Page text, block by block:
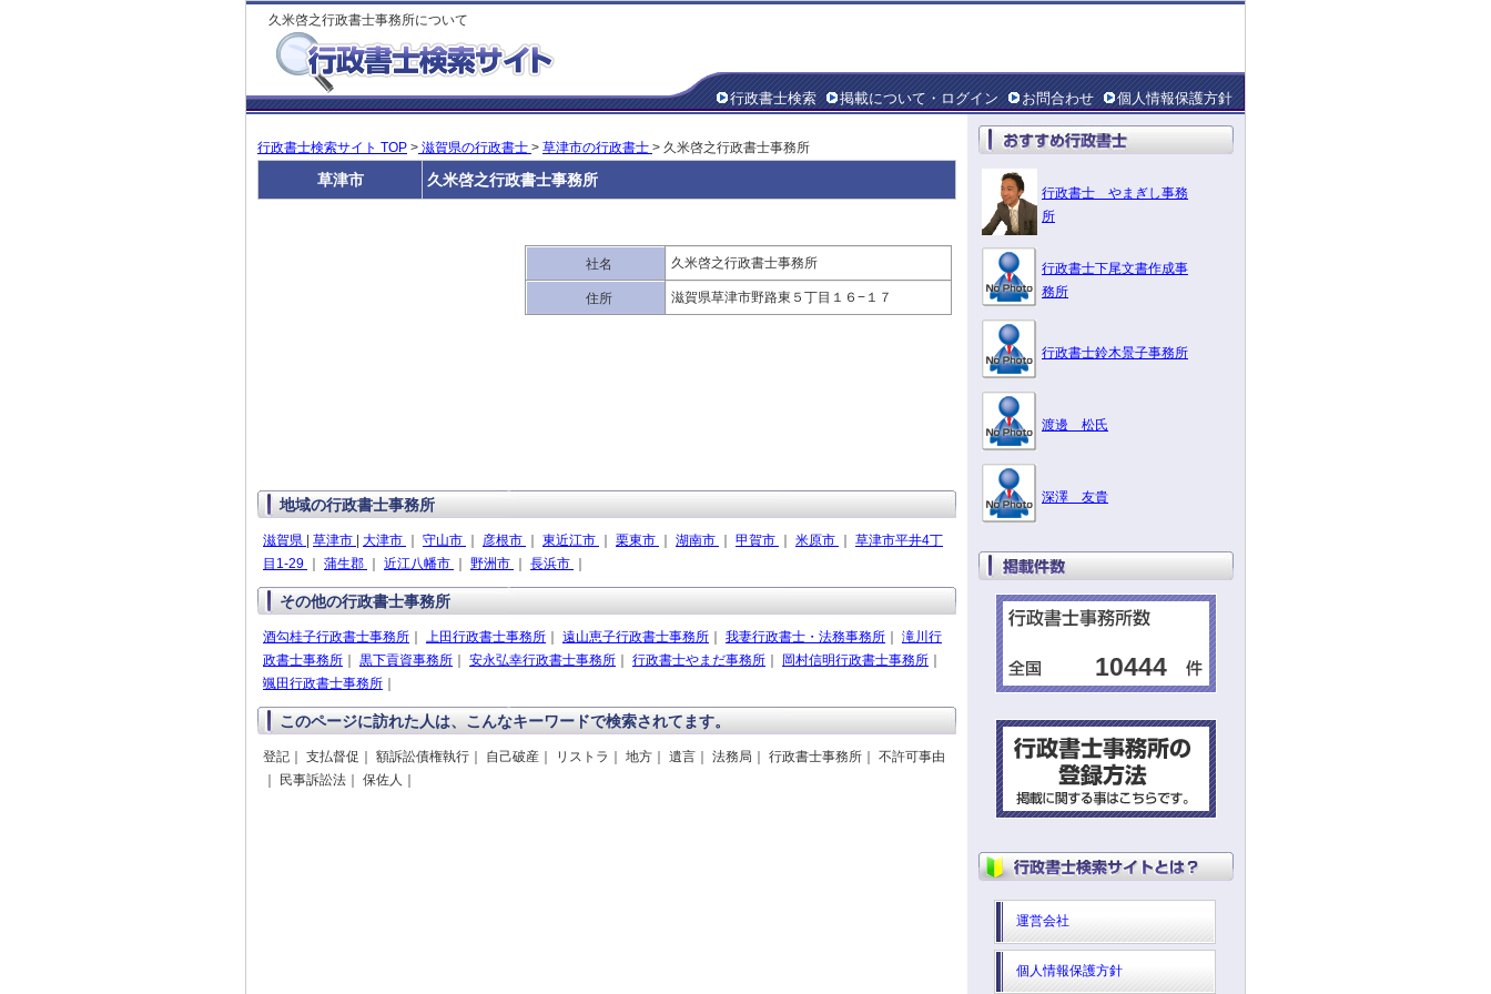
久米啓之行政書士事務所について
行政書士検索 掲載について・ログイン お問合わせ 個人情報保護方針
行政書士検索サイト TOP > 滋賀県の行政書士 > 草津市の行政書士 > 久米啓之行政書士事務所
草津市 久米啓之行政書士事務所
社名 久米啓之行政書士事務所
住所 滋賀県草津市野路東５丁目１６−１７
地域の行政書士事務所
滋賀県 草津市 大津市 守山市 彦根市 東近江市 栗東市 湖南市 甲賀市 米原市
草津市平井4丁
目1-29
蒲生郡 近江八幡市 野洲市 長浜市
その他の行政書士事務所
酒勾桂子行政書士事務所 上田行政書士事務所 遠山恵子行政書士事務所 我妻行政書士・法務事務所
滝川行
政書士事務所
黒下貢資事務所 安永弘幸行政書士事務所 行政書士やまだ事務所 岡村信明行政書士事務所
颯田行政書士事務所
このページに訪れた人は、こんなキーワードで検索されてます。
登記｜ 支払督促｜ 額訴訟債権執行｜ 自己破産｜ リストラ｜ 地方｜ 遺言｜ 法務局｜ 行政書士事務所｜ 不許可事由
｜ 民事訴訟法｜ 保佐人｜
行政書士 やまぎし事務
所
行政書士下尾文書作成事
務所
行政書士鈴木景子事務所
渡邊 松氏
深澤 友貴
10444
運営会社
個人情報保護方針